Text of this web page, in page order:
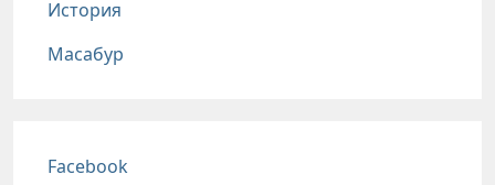
История
Масабур
Соц сети
Facebook